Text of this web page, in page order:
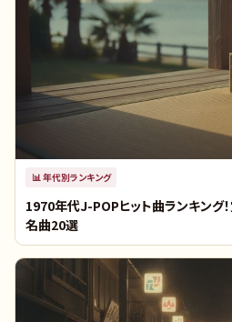
📊年代別ランキング
1970年代J-POPヒット曲ランキング
名曲20選